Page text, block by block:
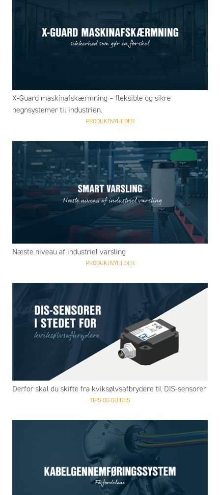
X‑Guard maskinafskærmning – fleksible og sikre
hegnsystemer til industrien.
PRODUKTNYHEDER
Næste niveau af industriel varsling
PRODUKTNYHEDER
Derfor skal du skifte fra kviksølvsafbrydere til DIS-sensorer
TIPS OG GUIDES